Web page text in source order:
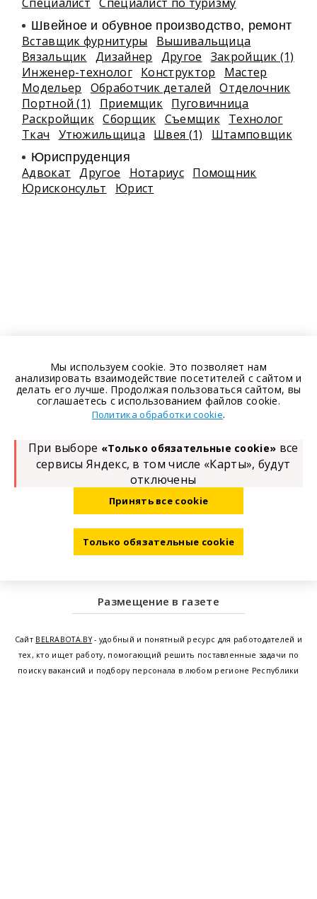
Швейное и обувное производство, ремонт
Вставщик фурнитуры
Вышивальщица
Вязальщик Дизайнер Другое
Закройщик (1)
Инженер-технолог Конструктор
Мастер
Модельер
Обработчик деталей
Отделочник
Портной (1)
Приемщик Пуговичница
Раскройщик Сборщик Съемщик Технолог
Ткач
Утюжильщица Швея (1) Штамповщик
Юриспруденция
Адвокат Другое Нотариус Помощник
Юрисконсульт
Юрист
Размещение в газете
Сайт BELRABOTA.BY- удобный и понятный ресурс для работодателей и
тех, кто ищет работу, помогающий решить поставленные задачи по
поиску вакансий и подбору персонала в любом регионе Республики
Мы используем cookie. Это позволяет нам
анализировать взаимодействие посетителей с сайтом и
делать его лучше. Продолжая пользоваться сайтом, вы
соглашаетесь с использованием файлов cookie.
Политика обработки cookie.
При выборе «Только обязательные cookie» все
сервисы Яндекс, в том числе «Карты», будут
отключены
Принять все cookie
Только обязательные cookie